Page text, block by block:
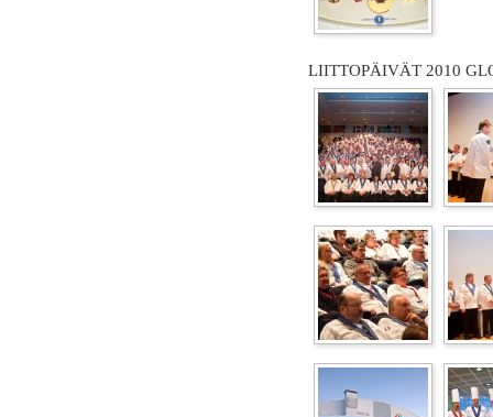
LIITTOPÄIVÄT 2010